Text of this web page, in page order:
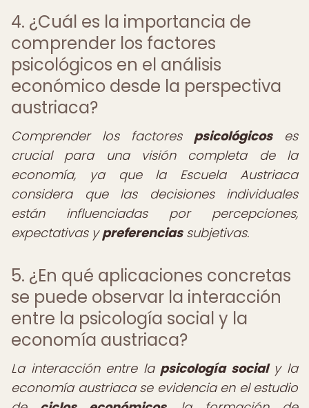
4. ¿Cuál es la importancia de
comprender los factores
psicológicos en el análisis
económico desde la perspectiva
austriaca?
Comprender los factores psicológicoses
crucial para una visión completa de la
economía, ya que la Escuela Austriaca
considera que las decisiones individuales
están influenciadas por percepciones,
expectativas ypreferenciassubjetivas.
5. ¿En qué aplicaciones concretas
se puede observar la interacción
entre la psicología social y la
economía austriaca?
La interacción entre la psicología socialy la
economía austriaca se evidencia en el estudio